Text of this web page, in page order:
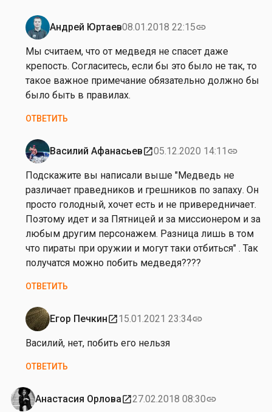
Андрей Юртаев08.01.2018 22:15link
Ответ
на
от
П
о
и
а
С
т
у
п
а
ч
у
к
Мы считаем, что от медведя не спасет даже
крепость. Согласитесь, если бы это было не так, то
такое важное примечание обязательно должно бы
было быть в правилах.
ОТВЕТИТЬ
Василий Афанасьевopen_in_new05.12.2020 14:11 link
Ответ
на
от
П
о
л
и
н
С
у
п
а
ч
к
Подскажите вы написали выше "Медведь не
различает праведников и грешников по запаху. Он
просто голодный, хочет есть и не привередничает.
Поэтому идет и за Пятницей и за миссионером и за
любым другим персонажем. Разница лишь в том
что пираты при оружии и могут таки отбиться" . Так
получатся можно побить медведя????
ОТВЕТИТЬ
Егор Печкинopen_in_new15.01.2021 23:34link
Ответ
на
П
л
Василий, нет, побить его нельзя
ОТВЕТИТЬ
Анастасия Орловаopen_in_new27.02.2018 08:30link